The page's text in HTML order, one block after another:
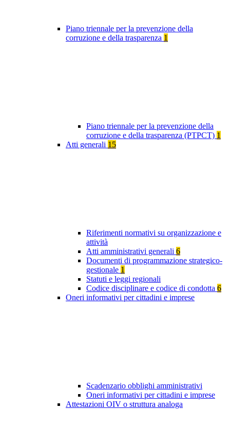
Piano triennale per la prevenzione della
corruzione e della trasparenza 1
Piano triennale per la prevenzione della
corruzione e della trasparenza (PTPCT) 1
Atti generali 15
Riferimenti normativi su organizzazione e
attività
Atti amministrativi generali 6
Documenti di programmazione strategico-
gestionale 1
Statuti e leggi regionali
Codice disciplinare e codice di condotta 6
Oneri informativi per cittadini e imprese
Scadenzario obblighi amministrativi
Oneri informativi per cittadini e imprese
Attestazioni OIV o struttura analoga